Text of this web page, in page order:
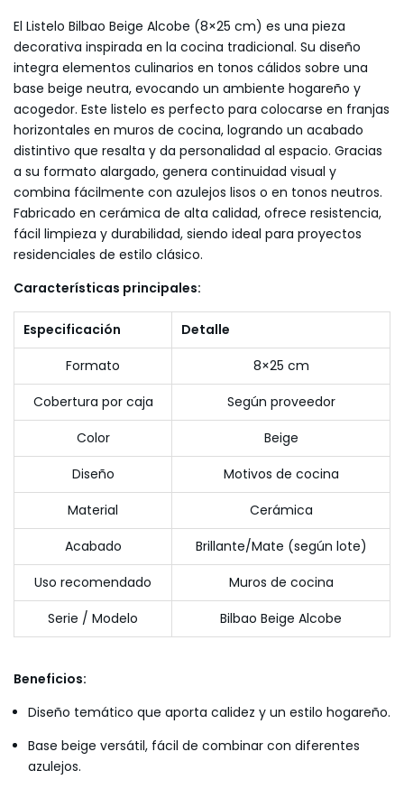
El Listelo Bilbao Beige Alcobe (8×25 cm) es una pieza
decorativa inspirada en la cocina tradicional. Su diseño
integra elementos culinarios en tonos cálidos sobre una
base beige neutra, evocando un ambiente hogareño y
acogedor. Este listelo es perfecto para colocarse en franjas
horizontales en muros de cocina, logrando un acabado
distintivo que resalta y da personalidad al espacio. Gracias
a su formato alargado, genera continuidad visual y
combina fácilmente con azulejos lisos o en tonos neutros.
Fabricado en cerámica de alta calidad, ofrece resistencia,
fácil limpieza y durabilidad, siendo ideal para proyectos
residenciales de estilo clásico.
Características principales:
Especificación
Detalle
Formato
8×25 cm
Cobertura por caja
Según proveedor
Color
Beige
Diseño
Motivos de cocina
Material
Cerámica
Acabado
Brillante/Mate (según lote)
Uso recomendado
Muros de cocina
Serie / Modelo
Bilbao Beige Alcobe
Beneficios:
Diseño temático que aporta calidez y un estilo hogareño.
Base beige versátil, fácil de combinar con diferentes
azulejos.